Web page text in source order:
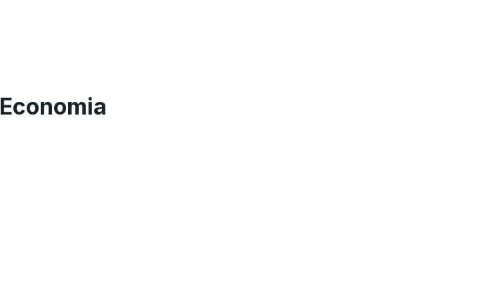
Economia